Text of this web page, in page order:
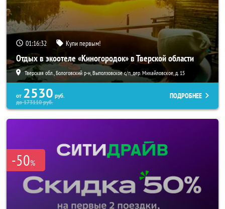
01:16:30 Купи первым!
Отдых в экоотеле «Киногородок» в Тверской области
Тверская обл., Бологовский р-н, Выползовское с/п, дер. Михайловское, д. 15
от 2530 руб.
до173110руб.
ПОДРОБНЕЕ
-50%